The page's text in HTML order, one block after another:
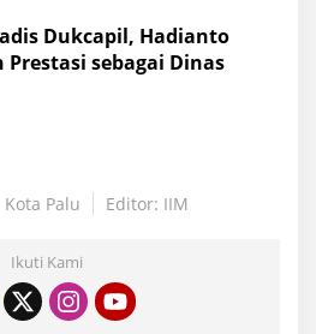
Dukcapil, Hadianto
sebagai Dinas
Palu
Editor: IIM
Ikuti Kami